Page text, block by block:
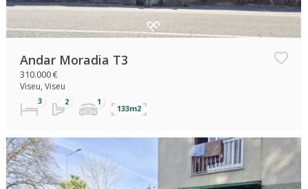
Andar Moradia T3
310.000 €
Viseu, Viseu
133m2